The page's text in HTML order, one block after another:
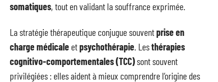
somatiques, tout en validant la souffrance exprimée.
La stratégie thérapeutique conjugue souventprise en
charge médicale etpsychothérapie . Lesthérapies
cognitivo-comportementales (TCC)sont souvent
privilégiées : elles aident à mieux comprendre l’origine des